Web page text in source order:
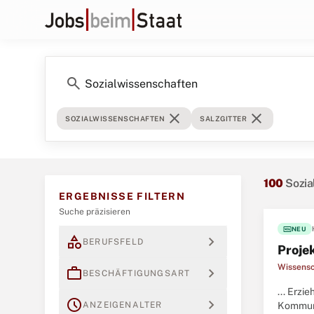
search
SOZIALWISSENSCHAFTEN close SALZGITTER close
ERGEBNISSE FILTERN
Suche präzisieren
category BERUFSFELD expand_more
work BESCHÄFTIGUNGSART expand_more
scheduleANZEIGENALTER expand_more
100
fiber_newNEU
...